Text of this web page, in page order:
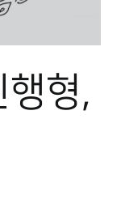
형,